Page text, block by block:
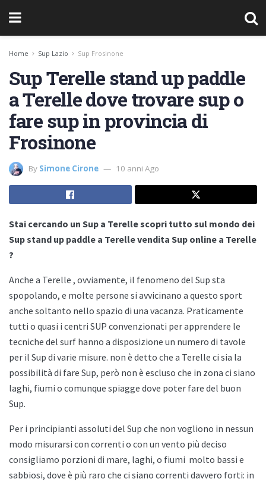
Home Sup Lazio Sup Frosinone
Sup Terelle stand up paddle
a Terelle dove trovare sup o
fare sup in provincia di
Frosinone
By Simone Cirone 10 anni Ago
Stai cercando un Sup a Terelle scopri tutto sul mondo dei
Sup stand up paddle a Terelle vendita Sup online a Terelle
?
Anche a Terelle , ovviamente, il fenomeno del Sup sta
spopolando, e molte persone si avvicinano a questo sport
anche soltanto nello spazio di una vacanza. Praticamente
tutti o quasi i centri SUP convenzionati per apprendere le
tecniche del surf hanno a disposizione un numero di tavole
per il Sup di varie misure. non è detto che a Terelle ci sia la
possibilità di fare Sup, però non è escluso che in zona ci siano
laghi, fiumi o comunque spiagge dove poter fare del buon
Sup.
Per i principianti assoluti del Sup che non vogliono in nessun
modo misurarsi con correnti o con un vento più deciso
consigliamo porzioni di mare, laghi, o fiumi molto bassi e
sabbiosi, dove è più raro che ci siano correnti davvero forti: in